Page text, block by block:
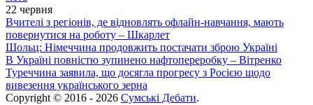
22 червня
Вчителі з регіонів, де відновлять офлайн-навчання, мають
повернутися на роботу – Шкарлет
Шольц: Німеччина продовжить постачати зброю Україні
В Україні повністю зупинено нафтопереробку – Вітренко
Туреччина заявила, що досягла прогресу з Росією щодо
вивезення українського зерна
Copyright © 2016 - 2026 Сумські Дебати.